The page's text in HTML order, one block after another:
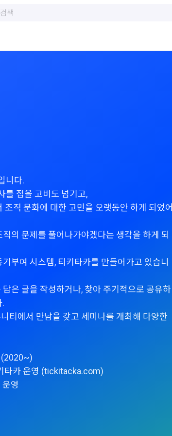
니다.
를 접을 고비도 넘기고,
조직 문화에 대한 고민을 오랫동안 하게 되었어
의 문제를 풀어나가야겠다는 생각을 하게 되
부여 시스템, 티키타카를 만들어가고 있습니
은 글을 작성하거나, 찾아 주기적으로 공유하
.
티에서 만남을 갖고 세미나를 개최해 다양한
(2020~)
타카 운영 (tickitacka.com)
영